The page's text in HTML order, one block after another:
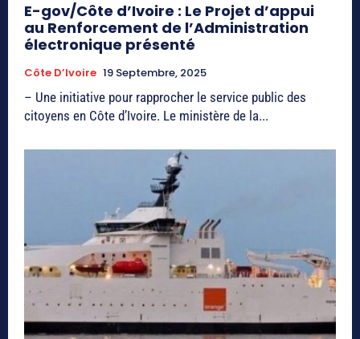
E-gov/Côte d’Ivoire : Le Projet d’appui
au Renforcement de l’Administration
électronique présenté
Côte D’Ivoire 19 Septembre, 2025
– Une initiative pour rapprocher le service public des
citoyens en Côte d’Ivoire. Le ministère de la...